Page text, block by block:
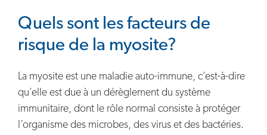
Quels sont les facteurs de
risque de la myosite?
La myosite est une maladie auto-immune, c’est-à-dire
qu’elle est due à un dérèglement du système
immunitaire, dont le rôle normal consiste à protéger
l’organisme des microbes, des virus et des bactéries.